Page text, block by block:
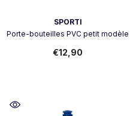
SPORTI
Porte-bouteilles PVC petit modèle
€12,90